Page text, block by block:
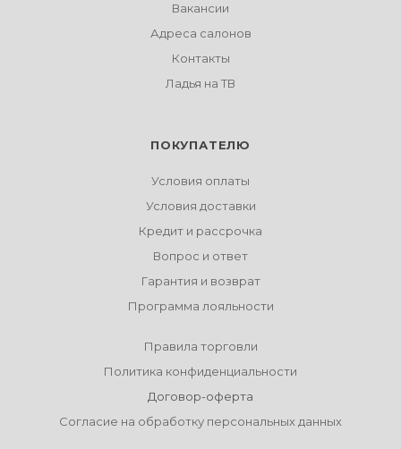
Вакансии
Адреса салонов
Контакты
Ладья на ТВ
ПОКУПАТЕЛЮ
Условия оплаты
Условия доставки
Кредит и рассрочка
Вопрос и ответ
Гарантия и возврат
Программа лояльности
Правила торговли
Политика конфиденциальности
Договор-оферта
Согласие на обработку персональных данных